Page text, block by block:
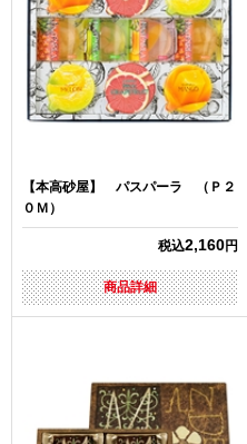
【本高砂屋】 パスパーラ （Ｐ２
０Ｍ）
税込2,160円
商品詳細